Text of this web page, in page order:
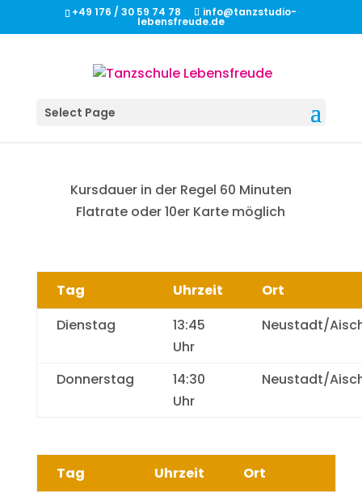
+49 176 / 30 59 74 78 info@tanzstudio-
lebensfreude.de
Select Page
Kursdauer in der Regel 60 Minuten
Flatrate oder 10er Karte möglich
Tag Uhrzeit
Ort
Dienstag
13:45
Uhr
Neustadt/
Donnerstag
14:30
Uhr
Neustadt/
Tag Uhrzeit
Ort